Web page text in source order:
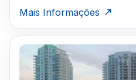
Mais Informações